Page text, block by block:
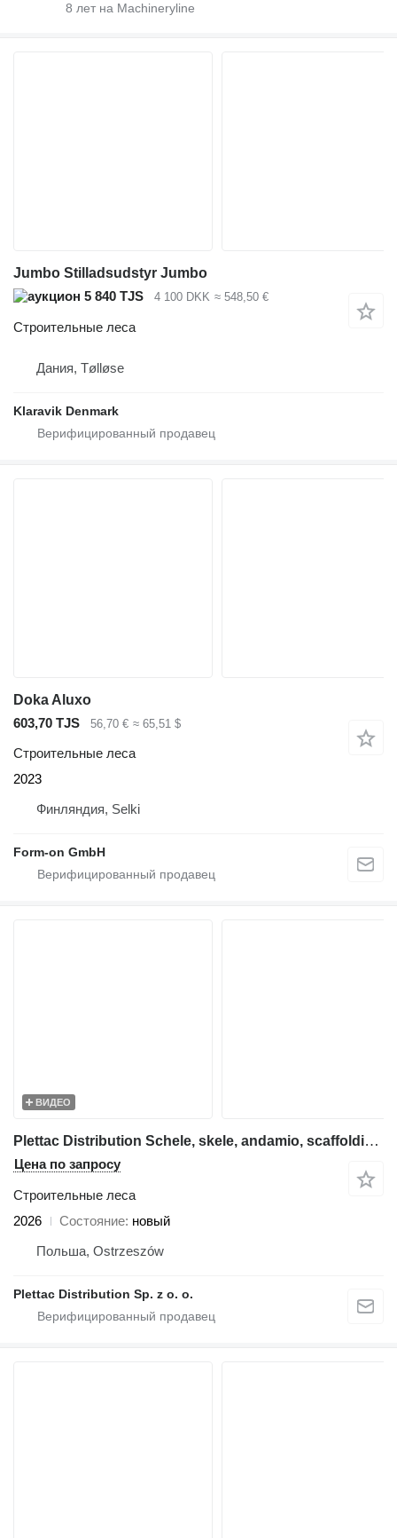
8 лет на Machineryline
Jumbo Stilladsudstyr Jumbo
5 840 TJS
4 100 DKK ≈ 548,50 €
Строительные леса
Дания, Tølløse
Klaravik Denmark
Doka Aluxo
603,70 TJS
56,70 € ≈ 65,51 $
Строительные леса
2023
Финляндия, Selki
Form-on GmbH
ВИДЕО
Plettac Distribution Schele, skele, andamio, scaffolding, pastoliai, tellingud, modul
Цена по запросу
Строительные леса
2026
Состояние новый
Польша, Ostrzeszów
Plettac Distribution Sp. z o. o.